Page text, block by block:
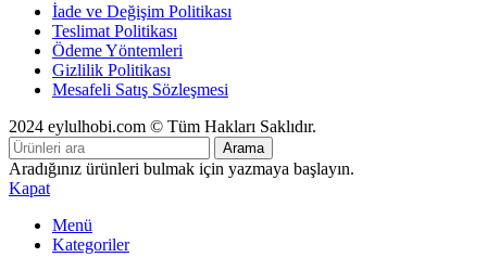
İade ve Değişim Politikası
Teslimat Politikası
Ödeme Yöntemleri
Gizlilik Politikası
Mesafeli Satış Sözleşmesi
2024 eylulhobi.com © Tüm Hakları Saklıdır.
Arama
Aradığınız ürünleri bulmak için yazmaya başlayın.
Kapat
Menü
Kategoriler